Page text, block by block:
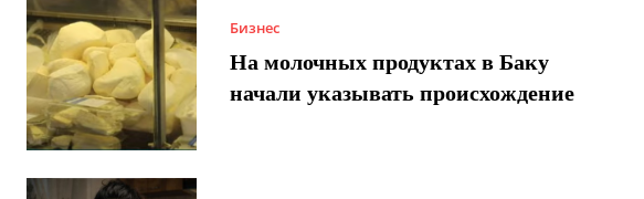
Бизнес
На молочных продуктах в Баку
начали указывать происхождение